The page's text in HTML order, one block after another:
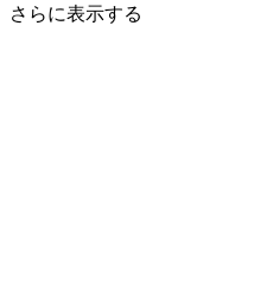
さらに表示する